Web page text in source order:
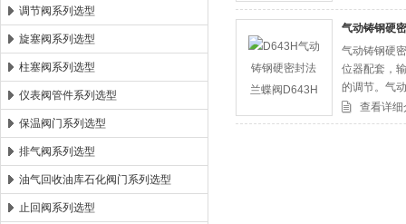
调节阀系列选型
旋塞阀系列选型
柱塞阀系列选型
仪表阀管件系列选型
保温阀门系列选型
排气阀系列选型
油气回收油库石化阀门系列选型
止回阀系列选型
气动铸钢硬
气动铸钢硬
位器配套，
的调节。气
源触点信号
查看详细